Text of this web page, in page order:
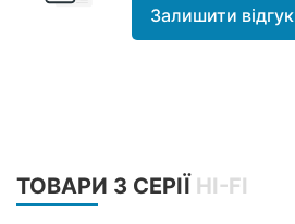
Залишити відгук
ТОВАРИ З СЕРІЇ HI-FI